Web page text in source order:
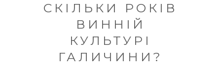
СКІЛЬКИ РОКІВ
ВИННІЙ
КУЛЬТУРІ
ГАЛИЧИНИ?